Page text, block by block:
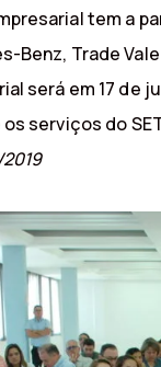
tem a
Benz, Trade
será em 17 de
serviços do